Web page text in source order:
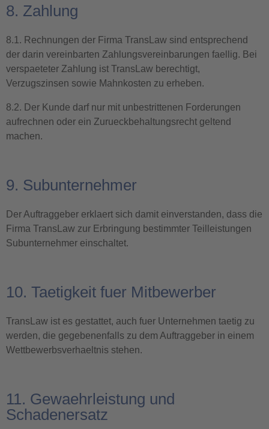
8. Zahlung
8.1. Rechnungen der Firma TransLaw sind entsprechend
der darin vereinbarten Zahlungsvereinbarungen faellig. Bei
verspaeteter Zahlung ist TransLaw berechtigt,
Verzugszinsen sowie Mahnkosten zu erheben.
8.2. Der Kunde darf nur mit unbestrittenen Forderungen
aufrechnen oder ein Zurueckbehaltungsrecht geltend
machen.
9. Subunternehmer
Der Auftraggeber erklaert sich damit einverstanden, dass die
Firma TransLaw zur Erbringung bestimmter Teilleistungen
Subunternehmer einschaltet.
10. Taetigkeit fuer Mitbewerber
TransLaw ist es gestattet, auch fuer Unternehmen taetig zu
werden, die gegebenenfalls zu dem Auftraggeber in einem
Wettbewerbsverhaeltnis stehen.
11. Gewaehrleistung und
Schadenersatz